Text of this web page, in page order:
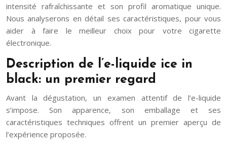
intensité rafraîchissante et son profil aromatique unique.
Nous analyserons en détail ses caractéristiques, pour vous
aider à faire le meilleur choix pour votre cigarette
électronique.
Description de l’e-liquide ice in
black: un premier regard
Avant la dégustation, un examen attentif de l’e-liquide
s’impose. Son apparence, son emballage et ses
caractéristiques techniques offrent un premier aperçu de
l’expérience proposée.